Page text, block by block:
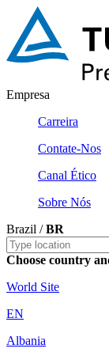
Empresa
Carreira
Contate-Nos
Canal Ético
Sobre Nós
Brazil /BR
Choose country
World Site
EN
Albania